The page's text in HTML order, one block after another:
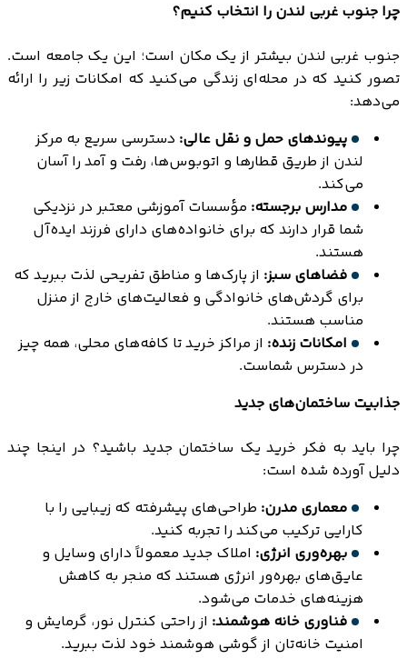
چرا جنوب غربی لندن را انتخاب کنیم؟
جنوب غربی لندن بیشتر از یک مکان است؛ این یک جامعه است.
تصور کنید که در محله‌ای زندگی می‌کنید که امکانات زیر را ارائه
می‌دهد:
پیوندهای حمل و نقل عالی: دسترسی سریع به مرکز
لندن از طریق قطارها و اتوبوس‌ها، رفت و آمد را آسان
می‌کند.
مدارس برجسته: مؤسسات آموزشی معتبر در نزدیکی
شما قرار دارند که برای خانواده‌های دارای فرزند ایده‌آل
هستند.
فضاهای سبز: از پارک‌ها و مناطق تفریحی لذت ببرید که
برای گردش‌های خانوادگی و فعالیت‌های خارج از منزل
مناسب هستند.
امکانات زنده: از مراکز خرید تا کافه‌های محلی، همه چیز
در دسترس شماست.
جذابیت ساختمان‌های جدید
چرا باید به فکر خرید یک ساختمان جدید باشید؟ در اینجا چند
دلیل آورده شده است:
معماری مدرن: طراحی‌های پیشرفته که زیبایی را با
کارایی ترکیب می‌کند را تجربه کنید.
بهره‌وری انرژی: املاک جدید معمولاً دارای وسایل و
عایق‌های بهره‌ور انرژی هستند که منجر به کاهش
هزینه‌های خدمات می‌شود.
فناوری خانه هوشمند: از راحتی کنترل نور، گرمایش و
امنیت خانه‌تان از گوشی هوشمند خود لذت ببرید.